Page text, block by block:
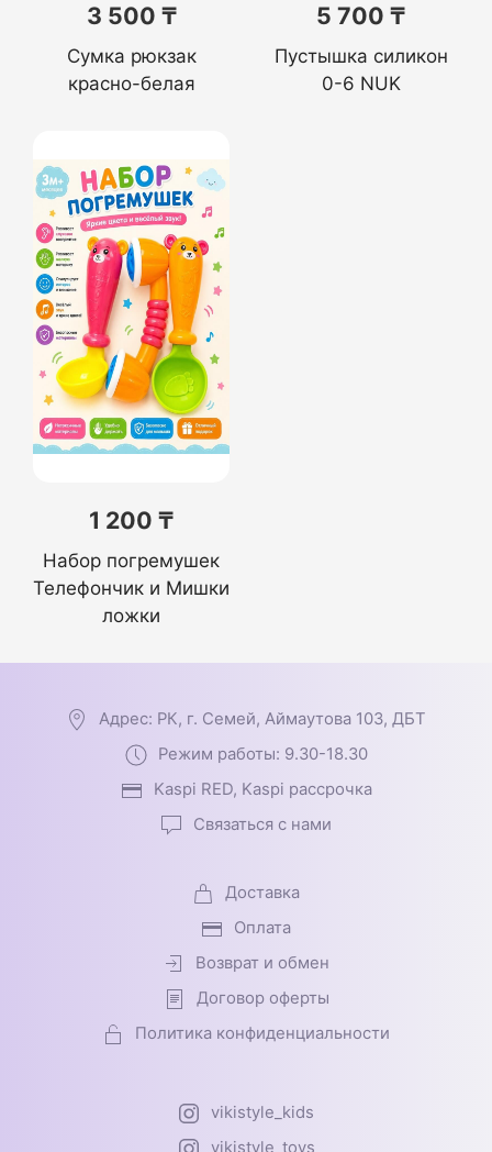
3 500 ₸
Сумка рюкзак
красно-белая
5 700 ₸
Пустышка силикон
0-6 NUK
1 200 ₸
Набор погремушек
Телефончик и Мишки
ложки
Адрес: РК, г. Семей, Аймаутова 103, ДБТ
Режим работы: 9.30-18.30
Kaspi RED, Kaspi рассрочка
Связаться с нами
Доставка
Оплата
Возврат и обмен
Договор оферты
Политика конфиденциальности
vikistyle_kids
vikistyle_toys